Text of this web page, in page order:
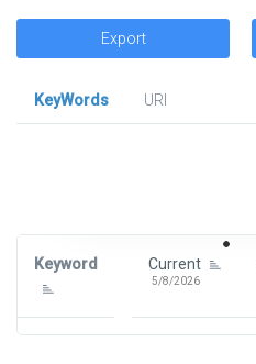
Export
KeyWords
URl
Keyword Current
5/8/2026